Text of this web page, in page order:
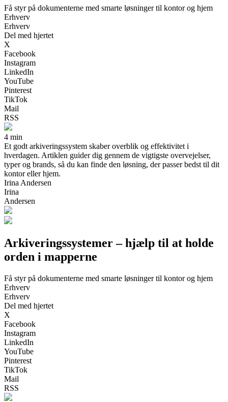
Få styr på dokumenterne med smarte løsninger til kontor og hjem
Erhverv
Erhverv
Del med hjertet
X
Facebook
Instagram
LinkedIn
YouTube
Pinterest
TikTok
Mail
RSS
4 min
Et godt arkiveringssystem skaber overblik og effektivitet i
hverdagen. Artiklen guider dig gennem de vigtigste overvejelser,
typer og brands, så du kan finde den løsning, der passer bedst til dit
kontor eller hjem.
Irina Andersen
Irina
Andersen
Arkiveringssystemer – hjælp til at holde
orden i mapperne
Få styr på dokumenterne med smarte løsninger til kontor og hjem
Erhverv
Erhverv
Del med hjertet
X
Facebook
Instagram
LinkedIn
YouTube
Pinterest
TikTok
Mail
RSS